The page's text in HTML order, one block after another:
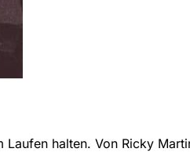
halten. Von Ricky